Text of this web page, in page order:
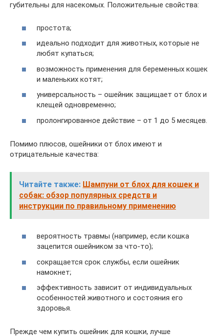
губительны для насекомых. Положительные свойства:
простота;
идеально подходит для животных, которые не
любят купаться;
возможность применения для беременных кошек
и маленьких котят;
универсальность – ошейник защищает от блох и
клещей одновременно;
пролонгированное действие – от 1 до 5 месяцев.
Помимо плюсов, ошейники от блох имеют и
отрицательные качества:
Читайте также: Шампуни от блох для кошек и
собак: обзор популярных средств и
инструкции по правильному применению
вероятность травмы (например, если кошка
зацепится ошейником за что-то);
сокращается срок службы, если ошейник
намокнет;
эффективность зависит от индивидуальных
особенностей животного и состояния его
здоровья.
Прежде чем купить ошейник для кошки, лучше